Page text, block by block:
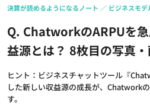
Q. ChatworkのARPUを
益源とは？ 8枚目の写真
ヒント：ビジネスチャットツール『
した新しい収益源の成長が、Chatwork
す。
決算が読めるようになるノート ビジネスモデ